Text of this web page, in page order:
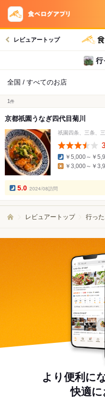
レビュアートップ
行
全国 / すべてのお店
1 件
京都祇園うなぎ四代目菊川
祇園四条、三条、
￥5,000～￥
￥3,000～￥
5.0 2024/08訪問
レビュアートップ 行っ
より便利に
快適に